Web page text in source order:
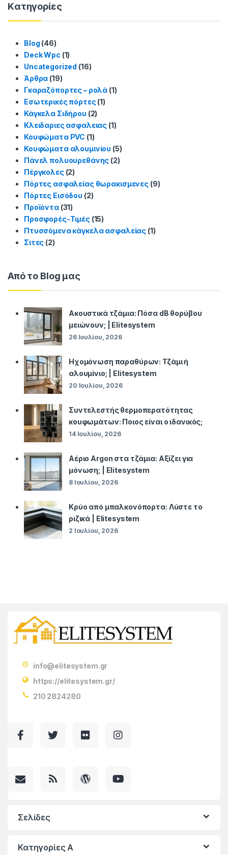
Kατηγορίες
Blog (46)
Deck Wpc (1)
Uncategorized (16)
Άρθρα (19)
Γκαραζόπορτες – ρολά (1)
Εσωτερικές πόρτες(1)
Κάγκελα Σιδήρου (2)
Κλειδαριες ασφαλειας (1)
Κουφώματα PVC (1)
Κουφώματα αλουμινίου (5)
Πάνελ πολυουρεθάνης (2)
Πέργκολες(2)
Πόρτες ασφαλείας θωρακισμενες(9)
Πόρτες Εισόδου (2)
Προϊόντα(31)
Προσφορές-Τιμές(15)
Πτυσσόμενα κάγκελα ασφαλείας (1)
Σιτες (2)
Από το Blog μας
Ακουστικά τζάμια: Πόσα dB θορύβου
μειώνουν; | Elitesystem
26 Ιουλίου, 2026
Ηχομόνωση παραθύρων: Τζάμι ή
αλουμίνιο; | Elitesystem
20 Ιουλίου, 2026
Συντελεστής θερμοπερατότητας
κουφωμάτων: Ποιος είναι ο ιδανικός;
14 Ιουλίου, 2026
Αέριο Argon στα τζάμια: Αξίζει για
μόνωση; | Elitesystem
8 Ιουλίου, 2026
Κρύο από μπαλκονόπορτα: Λύστε το
ριζικά | Elitesystem
2 Ιουλίου, 2026
info@elitesystem.gr
https://elitesystem.gr/
210 2824280
Σελίδες
Κατηγορίες A